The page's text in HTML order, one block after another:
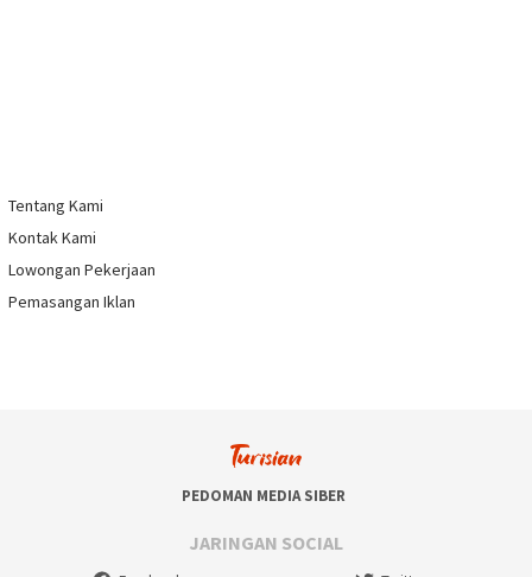
Tentang Kami
Kontak Kami
Lowongan Pekerjaan
Pemasangan Iklan
PEDOMAN MEDIA SIBER
JARINGAN SOCIAL